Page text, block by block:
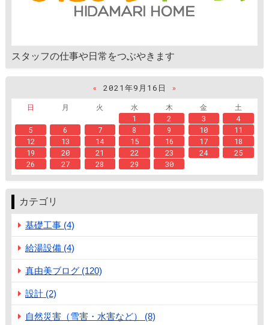
スタッフの仕事や日常をつぶやきます
« 2021年9月16日
»
日
月 火 水 木 金
土
1
2 3
4
5
6 7 8 9 10
11
12
13 14 15 16 17
18
19
20 21 22 23 24
25
26
27 28 29 30
カテゴリ
基礎工事 (4)
給湯設備 (4)
真由美ブログ (120)
設計 (2)
自然災害（雪害・水害など） (8)